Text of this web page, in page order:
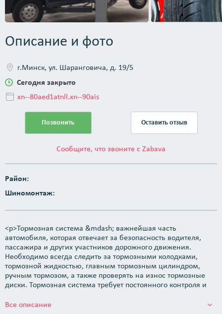
Описание и фото
г.Минск, ул. Шаранговича, д. 19/5
Сегодня закрыто
xn--80aed1atnll.xn--90ais
Позвонить Оставить отзыв
Сообщите, что звоните с Zabava
Район:
Шиномонтаж:
<p>Тормозная система &mdash; важнейшая часть
автомобиля, которая отвечает за безопасность водителя,
пассажира и других участников дорожного движения.
Необходимо всегда следить за тормозными колодками,
тормозной жидкостью, главным тормозным цилиндром,
ручным тормозом, а также проверять на износ тормозные
диски. Тормозная система требует постоянного контроля и
обратиться в автосервис, произвести компьютерную
Все описание